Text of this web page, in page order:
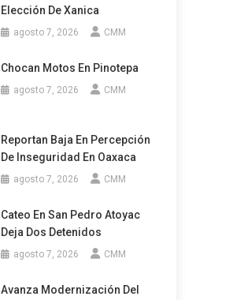
Elección De Xanica
agosto 7, 2026 CMM
Chocan Motos En Pinotepa
agosto 7, 2026 CMM
Reportan Baja En Percepción
De Inseguridad En Oaxaca
agosto 7, 2026 CMM
Cateo En San Pedro Atoyac
Deja Dos Detenidos
agosto 7, 2026 CMM
Avanza Modernización Del